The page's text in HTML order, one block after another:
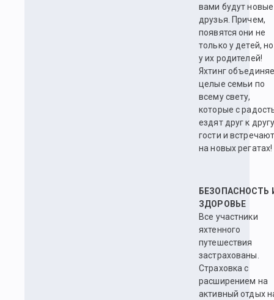
вами будут новые
друзья. Причем,
появятся они не
только у детей,
у их родителей!
Яхтинг
целые семьи по
всему свету,
которые с
ездят друг к
гости и
на новых регатах!
БЕЗОПАСНОСТЬ
ЗДОРОВЬЕ
Все участники
яхтенного
путешествия
застрахованы.
Страховка с
расширением на
активный отдых